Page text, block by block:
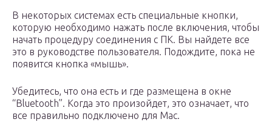
В некоторых системах есть специальные кнопки,
которую необходимо нажать после включения, чтобы
начать процедуру соединения с ПК. Вы найдете все
это в руководстве пользователя. Подождите, пока не
появится кнопка «мышь».
Убедитесь, что она есть и где размещена в окне
“Bluetooth”. Когда это произойдет, это означает, что
все правильно подключено для Mac.